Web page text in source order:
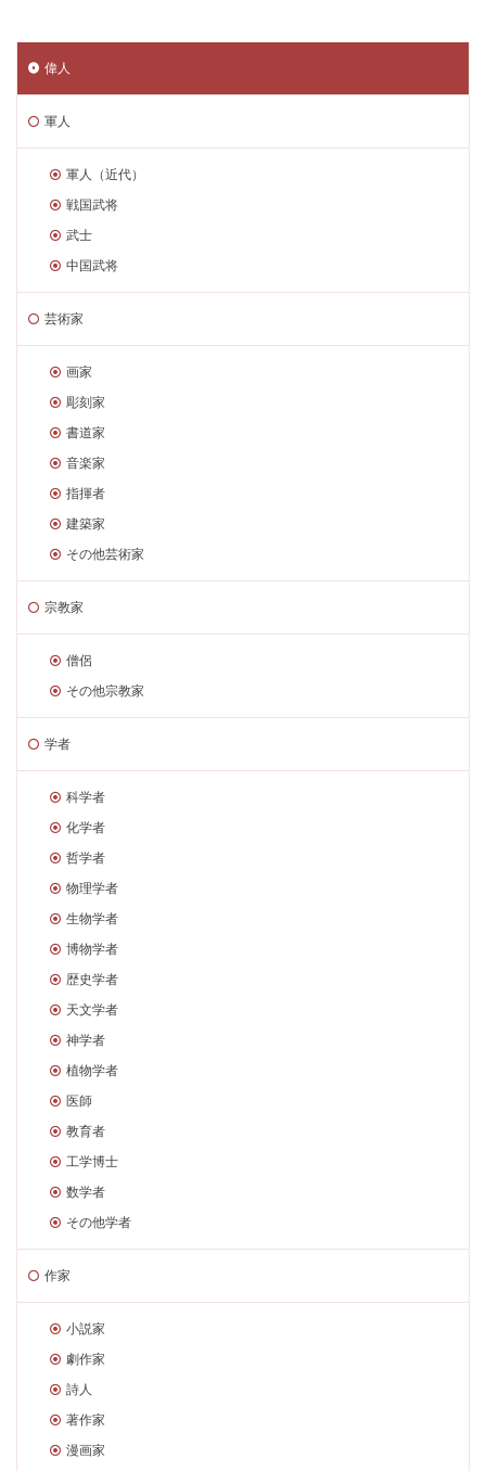
偉人
軍人
軍人（近代）
戦国武将
武士
中国武将
芸術家
画家
彫刻家
書道家
音楽家
指揮者
建築家
その他芸術家
宗教家
僧侶
その他宗教家
学者
科学者
化学者
哲学者
物理学者
生物学者
博物学者
歴史学者
天文学者
神学者
植物学者
医師
教育者
工学博士
数学者
その他学者
作家
小説家
劇作家
詩人
著作家
漫画家